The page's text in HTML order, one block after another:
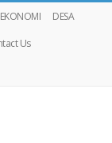
EKONOMI
DESA
Us